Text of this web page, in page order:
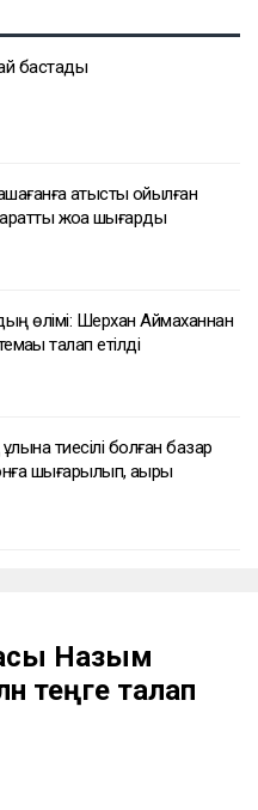
бастады
қатысты қойылған
жоққа шығарды
өлімі: Шерхан Аймаханнан
талап етілді
тиесілі болған базар
шығарылып, ақыры
Назым
теңге талап